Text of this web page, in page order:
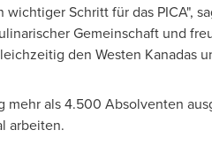
Schritt für das PICA",
Gemeinschaft und
den Westen Kanadas
mehr als 4.500 Absolventen
arbeiten.